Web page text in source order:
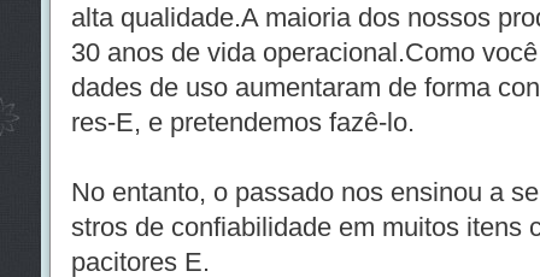
alta qualidade.A maioria dos nossos
30 anos de vida operacional.Como
dades de uso aumentaram de forma
res-E, e pretendemos fazê-lo.
No entanto, o passado nos ensinou a
stros de confiabilidade em muitos itens
pacitores E.